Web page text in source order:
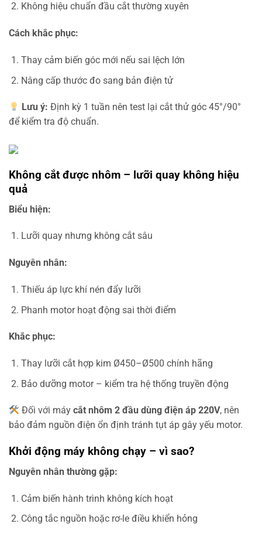
Không hiệu chuẩn đầu cắt thường xuyên
Cách khắc phục:
Thay cảm biến góc mới nếu sai lệch lớn
Nâng cấp thước đo sang bản điện tử
Lưu ý: Định kỳ 1 tuần nên test lại cắt thử góc 45°/90°
để kiểm tra độ chuẩn.
Không cắt được nhôm – lưỡi quay không hiệu
quả
Biểu hiện:
Lưỡi quay nhưng không cắt sâu
Nguyên nhân:
Thiếu áp lực khí nén đẩy lưỡi
Phanh motor hoạt động sai thời điểm
Khắc phục:
Thay lưỡi cắt hợp kim Ø450–Ø500 chính hãng
Bảo dưỡng motor – kiểm tra hệ thống truyền động
Đối với máycắt nhôm 2 đầu dùng điện áp 220V, nên
bảo đảm nguồn điện ổn định tránh tụt áp gây yếu motor.
Khởi động máy không chạy – vì sao?
Nguyên nhân thường gặp:
Cảm biến hành trình không kích hoạt
Công tắc nguồn hoặc rơ-le điều khiển hỏng